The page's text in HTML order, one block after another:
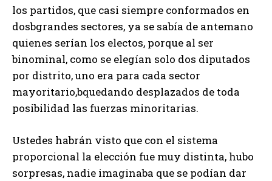
los partidos, que casi siempre conformados en
dosbgrandes sectores, ya se sabía de antemano
quienes serían los electos, porque al ser
binominal, como se elegían solo dos diputados
por distrito, uno era para cada sector
mayoritario,bquedando desplazados de toda
posibilidad las fuerzas minoritarias.
Ustedes habrán visto que con el sistema
proporcional la elección fue muy distinta, hubo
sorpresas, nadie imaginaba que se podían dar